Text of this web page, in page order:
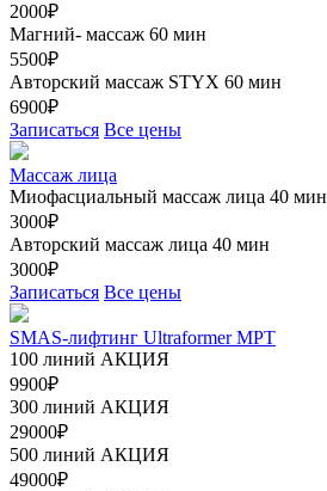
2000₽
Магний- массаж 60 мин
5500₽
Авторский массаж STYX 60 мин
6900₽
Записаться Все цены
Массаж лица
Миофасциальный массаж лица 40 мин
3000₽
Авторский массаж лица 40 мин
3000₽
Записаться Все цены
SMAS-лифтинг Ultraformer MPT
100 линий АКЦИЯ
9900₽
300 линий АКЦИЯ
29000₽
500 линий АКЦИЯ
49000₽